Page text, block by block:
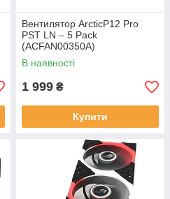
Вентилятор ArcticP12 Pro
PST LN – 5 Pack
(ACFAN00350A)
В наявності
1 999 ₴
Купити